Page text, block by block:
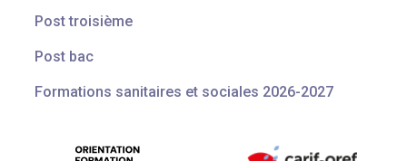
Post troisième
Post bac
Formations sanitaires et sociales 2026-2027